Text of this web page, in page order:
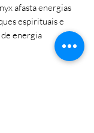
afasta energias
espirituais e
energia